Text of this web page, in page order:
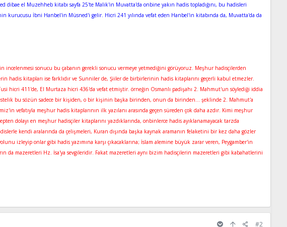
el Muzehheb kitabı sayfa 25'te Malik'in Muvatta'da onbine yakın hadis topladığını, bu hadisleri
kurucusu İbni Hanbel'in Müsned'i gelir. Hicri 241 yılında vefat eden Hanbel'in kitabında da, Muvatta'da da
incelenmesi sonucu bu çabanın gerekli sonucu vermeye yetmediğini görüyoruz. Meşhur hadisçilerden
kitapları ise farklıdır ve Sunniler de, Şiiler de birbirlerinin hadis kitaplarını geçerli kabul etmezler.
hicri 411'de, El Murtaza hicri 436'da vefat etmiştir. örneğin Osmanlı padişahı 2. Mahmut'un söylediği iddia
bu sözün sadece bir kişiden, o bir kişinin başka birinden, onun da birinden... şeklinde 2. Mahmut'a
vefatıyla meşhur hadis kitaplarının ilk yazılanı arasında geçen süreden çok daha azdır. Kimi meşhur
dolayı en meşhur hadisçiler kitaplarını yazdıklarında, onbinlerce hadis ayıklanamayacak tarzda
kendi aralarında da çelişmeleri, Kuran dışında başka kaynak aramanın felaketini bir kez daha gözler
izleyip onlar gibi hadis yazımına karşı çıkacaklarına; İslam alemine büyük zarar veren, Peygamber'in
da mazeretleri Hz. İsa'ya sevgileridir. Fakat mazeretleri aynı bizim hadisçilerin mazeretleri gibi kabahatlerini
#2